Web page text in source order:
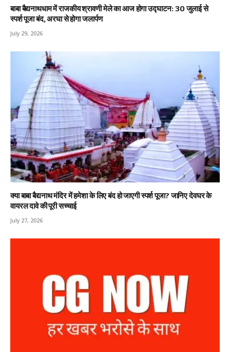
बाबा बैद्यनाथधाम में राजकीय श्रावणी मेले का आज होगा उद्घाटन: 30 जुलाई से
स्पर्श पूजा बंद, अरघा से होगा जलार्पण
July 29, 2026
क्या बाबा बैद्यनाथ मंदिर में हमेशा के लिए बंद हो जाएगी स्पर्श पूजा? जानिए देवघर के
वायरल दावे की पूरी सच्चाई
July 27, 2026